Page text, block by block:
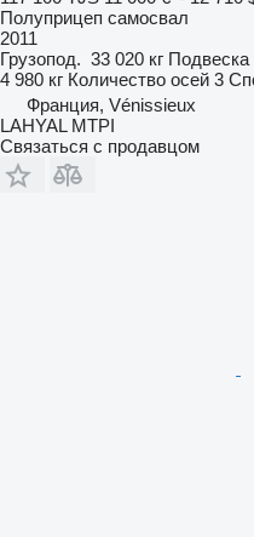
Полуприцеп самосвал
2011
Грузопод. 33 020 кг Подвеска
4 980 кг Количество осей 3
Франция, Vénissieux
LAHYAL MTPI
Связаться с продавцом